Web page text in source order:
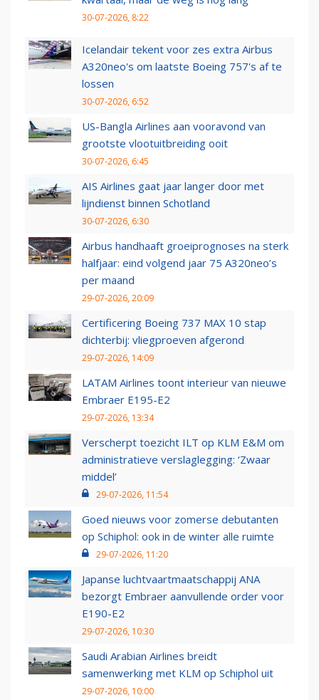
30-07-2026, 8:22
Icelandair tekent voor zes extra Airbus
A320neo's om laatste Boeing 757's af te
lossen
30-07-2026, 6:52
US-Bangla Airlines aan vooravond van
grootste vlootuitbreiding ooit
30-07-2026, 6:45
AIS Airlines gaat jaar langer door met
lijndienst binnen Schotland
30-07-2026, 6:30
Airbus handhaaft groeiprognoses na sterk
halfjaar: eind volgend jaar 75 A320neo’s
per maand
29-07-2026, 20:09
Certificering Boeing 737 MAX 10 stap
dichterbij: vliegproeven afgerond
29-07-2026, 14:09
LATAM Airlines toont interieur van nieuwe
Embraer E195-E2
29-07-2026, 13:34
Verscherpt toezicht ILT op KLM E&M om
administratieve verslaglegging: ‘Zwaar
middel’
29-07-2026, 11:54
Goed nieuws voor zomerse debutanten
op Schiphol: ook in de winter alle ruimte
29-07-2026, 11:20
Japanse luchtvaartmaatschappij ANA
bezorgt Embraer aanvullende order voor
E190-E2
29-07-2026, 10:30
Saudi Arabian Airlines breidt
samenwerking met KLM op Schiphol uit
29-07-2026, 10:00